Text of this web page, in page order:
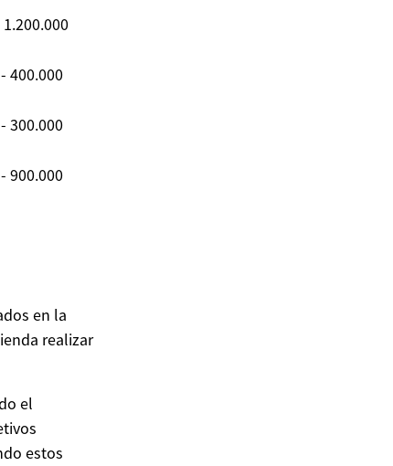
400.000
300.000
900.000
en la
realizar
el
estos